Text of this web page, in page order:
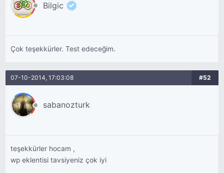
Bilgic
Çok teşekkürler. Test edeceğim.
07-10-2014, 17:03:08 #52
sabanozturk
teşekkürler hocam ,
wp eklentisi tavsiyeniz çok iyi